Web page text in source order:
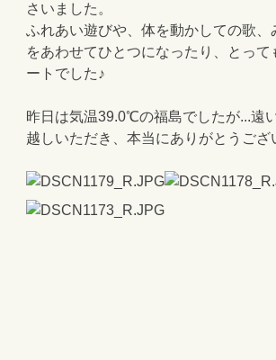
さいました。
ふれあい遊びや、体を動かしての歌、
をあわせてひとつになったり、とって
ートでした♪
昨日は気温39.0℃の福島でしたが...遠
越しいただき、本当にありがとうござ